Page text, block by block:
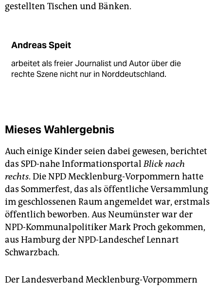
gestellten Tischen und Bänken.
Andreas Speit
arbeitet als freier Journalist und Autor über die
rechte Szene nicht nur in Norddeutschland.
Mieses Wahlergebnis
Auch einige Kinder seien dabei gewesen, berichtet
das SPD-nahe InformationsportalBlick nach
rechts. Die NPD Mecklenburg-Vorpommern hatte
das Sommerfest, das als öffentliche Versammlung
im geschlossenen Raum angemeldet war, erstmals
öffentlich beworben. Aus Neumünster war der
NPD-Kommunalpolitiker Mark Proch gekommen,
aus Hamburg der NPD-Landeschef Lennart
Schwarzbach.
Der Landesverband Mecklenburg-Vorpommern